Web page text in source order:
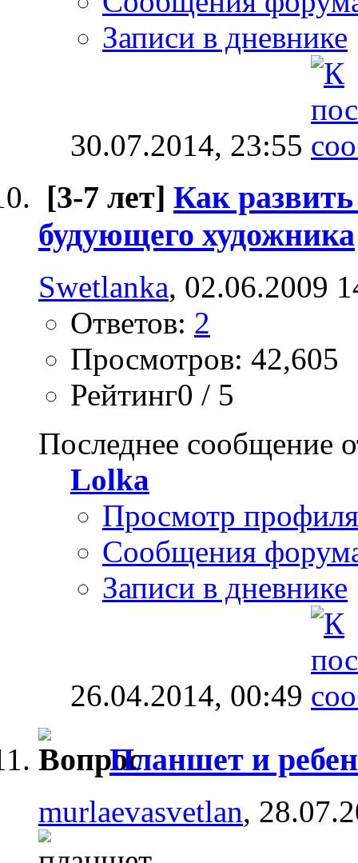
Записи в дневнике
30.07.2014, 23:55
[3-7 лет] Как развить
будующего художника
Swetlanka, 02.06.2009
Ответов: 2
Просмотров: 42,605
Рейтинг0 / 5
Последнее сообщение
Lolka
Просмотр профиля
Сообщения
Записи в дневнике
26.04.2014, 00:49
Планшет и
murlaevasvetlan,